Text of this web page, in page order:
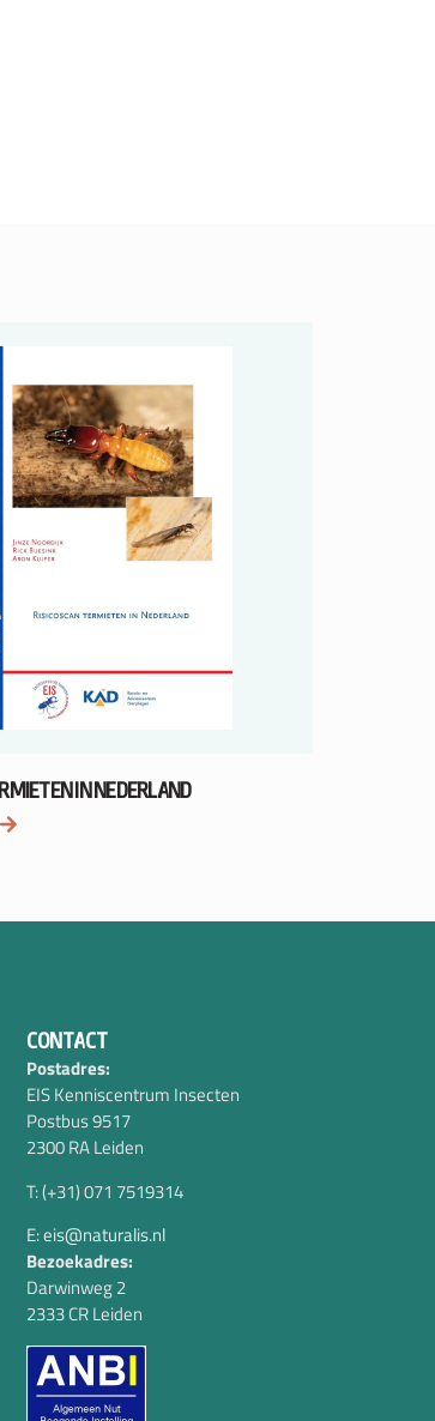
IN NEDERLAND
CONTACT
Postadres:
EIS Kenniscentrum Insecten
Postbus 9517
2300 RA Leiden
T: (+31) 071 7519314
E: eis@naturalis.nl
Bezoekadres:
Darwinweg 2
2333 CR Leiden